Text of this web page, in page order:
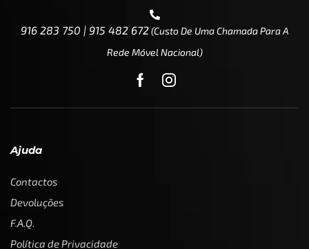
916 283 750 | 915 482 672(custo De Uma Chamada Para A
Rede Móvel Nacional)
Ajuda
Contactos
Devoluções
F.A.Q.
Política de Privacidade